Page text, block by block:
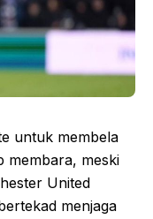
untuk membela
membara, meski
United
menjaga